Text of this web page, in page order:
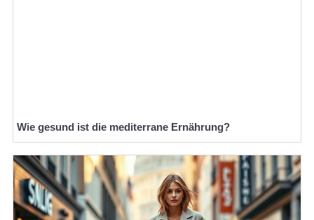
Wie gesund ist die mediterrane Ernährung?